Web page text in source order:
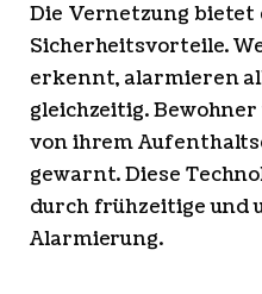
Die Vernetzung bietet
Sicherheitsvorteile.
erkennt, alarmieren
gleichzeitig.
von ihrem
gewarnt. Diese
durch frühzeitige und
Alarmierung.